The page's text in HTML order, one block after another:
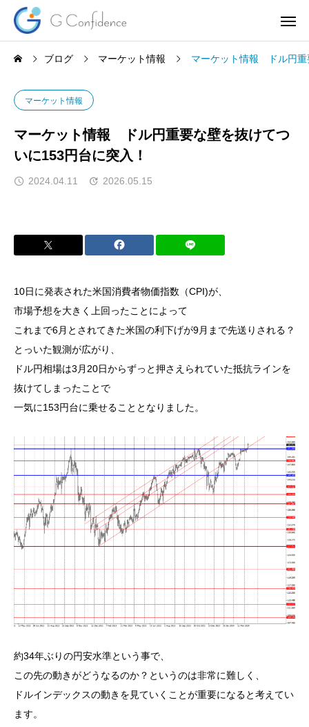
ブログ マーケット情報 マーケット情報 ドル円重
マーケット情報
マーケット情報 ドル円重要な壁を抜けてつ
いに153円台に突入！
2024.04.11 2026.05.15
10日に発表された米国消費者物価指数（CPI)が、
市場予想を大きく上回ったことによって
これまで6月とされてきた米国の利下げが9月まで先送りされる？
とっいた観測が広がり、
ドル円相場は3月20日からずっと押さえられていた抵抗ラインを
抜けてしまったことで
一気に153円台に乗せることとなりました。
約34年ぶりの円安水準という事で、
この先の動きがどうなるのか？というのは非常に難しく、
ドルインデックスの動きを見ていくことが重要になると考えてい
ます。